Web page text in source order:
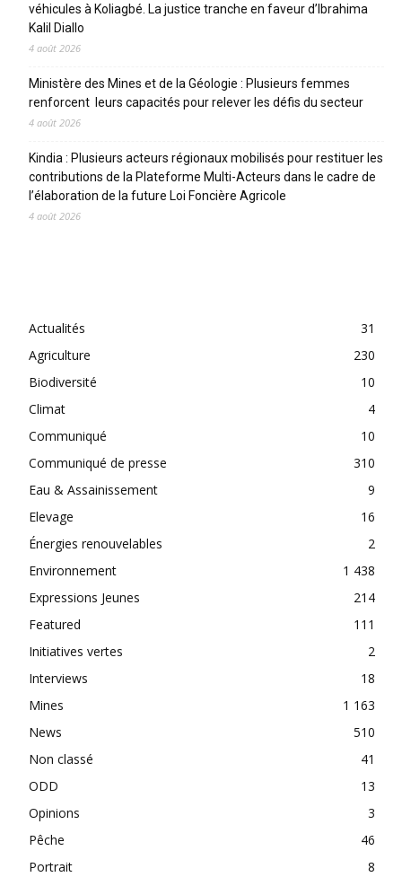
véhicules à Koliagbé. La justice tranche en faveur d’Ibrahima
Kalil Diallo
4 août 2026
Ministère des Mines et de la Géologie : Plusieurs femmes
renforcent leurs capacités pour relever les défis du secteur
4 août 2026
Kindia : Plusieurs acteurs régionaux mobilisés pour restituer les
contributions de la Plateforme Multi-Acteurs dans le cadre de
l’élaboration de la future Loi Foncière Agricole
4 août 2026
Actualités
31
Agriculture
230
Biodiversité
10
Climat
4
Communiqué
10
Communiqué de presse
310
Eau & Assainissement
9
Elevage
16
Énergies renouvelables
2
Environnement
1 438
Expressions Jeunes
214
Featured
111
Initiatives vertes
2
Interviews
18
Mines
1 163
News
510
Non classé
41
ODD
13
Opinions
3
Pêche
46
Portrait
8